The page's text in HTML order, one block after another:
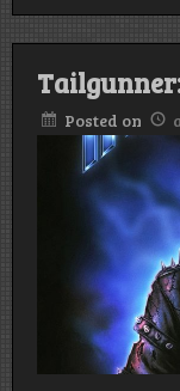
és
hogy
az
és
a
az
lesz
a
Posted on